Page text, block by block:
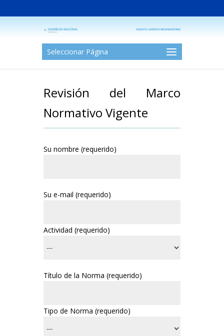
Seleccionar Página
Revisión del Marco
Normativo Vigente
Su nombre (requerido)
Su e-mail (requerido)
Actividad (requerido)
Título de la Norma (requerido)
Tipo de Norma (requerido)